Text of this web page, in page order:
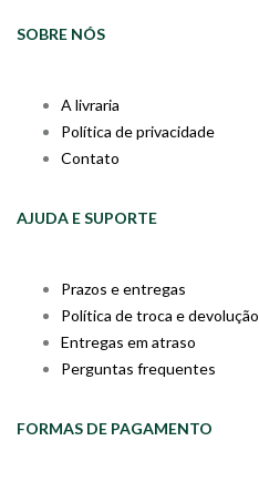
SOBRE NÓS
A livraria
Política de privacidade
Contato
AJUDA E SUPORTE
Prazos e entregas
Política de troca e devolução
Entregas em atraso
Perguntas frequentes
FORMAS DE PAGAMENTO